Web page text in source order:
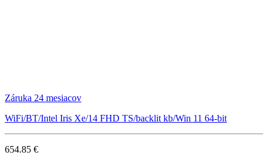
Záruka 24 mesiacov
WiFi/BT/Intel Iris Xe/14 FHD TS/backlit kb/Win 11 64-bit
654.85 €